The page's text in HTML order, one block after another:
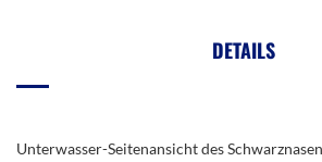
DETAILS
Unterwasser-Seitenansicht des